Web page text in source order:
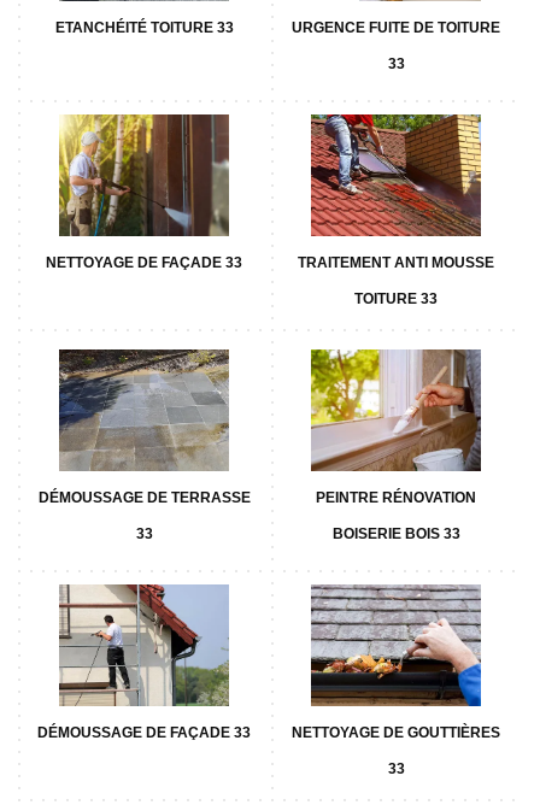
ETANCHÉITÉ TOITURE 33 URGENCE FUITE DE TOITURE
33
NETTOYAGE DE FAÇADE 33 TRAITEMENT ANTI MOUSSE
TOITURE 33
DÉMOUSSAGE DE TERRASSE
33
PEINTRE RÉNOVATION
BOISERIE BOIS 33
DÉMOUSSAGE DE FAÇADE 33 NETTOYAGE DE GOUTTIÈRES
33